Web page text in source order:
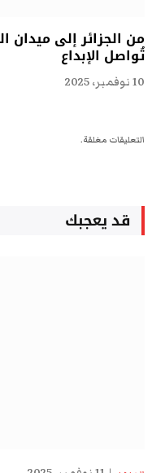
من الجزائر إلى ميدان
تُواصل الإبداع
10 نوفمبر، 2025
التعليقات مغلقة.
قد يعجبك